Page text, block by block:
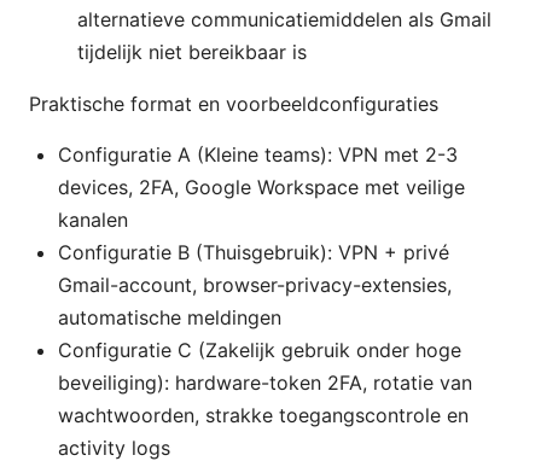
alternatieve communicatiemiddelen als Gmail
tijdelijk niet bereikbaar is
Praktische format en voorbeeldconfiguraties
Configuratie A (Kleine teams): VPN met 2-3
devices, 2FA, Google Workspace met veilige
kanalen
Configuratie B (Thuisgebruik): VPN + privé
Gmail-account, browser-privacy-extensies,
automatische meldingen
Configuratie C (Zakelijk gebruik onder hoge
beveiliging): hardware-token 2FA, rotatie van
wachtwoorden, strakke toegangscontrole en
activity logs